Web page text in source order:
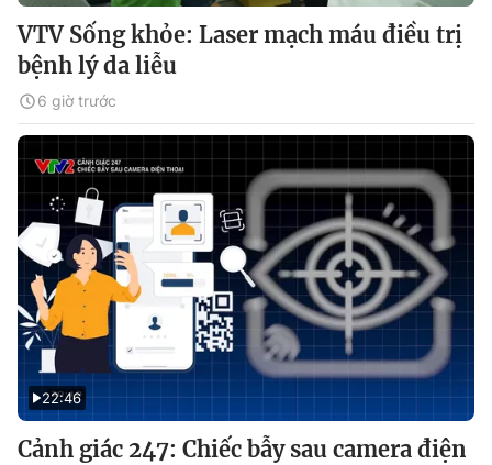
VTV Sống khỏe: Laser mạch máu điều trị
bệnh lý da liễu
6 giờ trước
22:46
Cảnh giác 247: Chiếc bẫy sau camera điện